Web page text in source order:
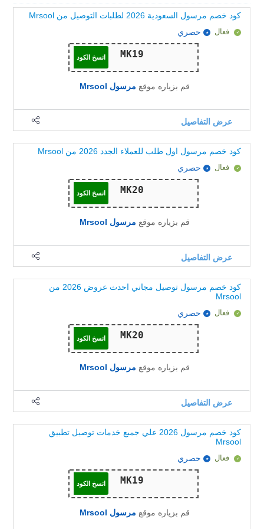
كود خصم مرسول السعودية 2026 لطلبات التوصيل من Mrsool
فعال حصري
انسخ الكود
قم بزياره موقع مرسول Mrsool
عرض التفاصيل
كود خصم مرسول اول طلب للعملاء الجدد 2026 من Mrsool
فعال حصري
انسخ الكود
قم بزياره موقع مرسول Mrsool
عرض التفاصيل
كود خصم مرسول توصيل مجاني احدث عروض 2026 من
Mrsool
فعال حصري
انسخ الكود
قم بزياره موقع مرسول Mrsool
عرض التفاصيل
كود خصم مرسول 2026 علي جميع خدمات توصيل تطبيق
Mrsool
فعال حصري
انسخ الكود
قم بزياره موقع مرسول Mrsool